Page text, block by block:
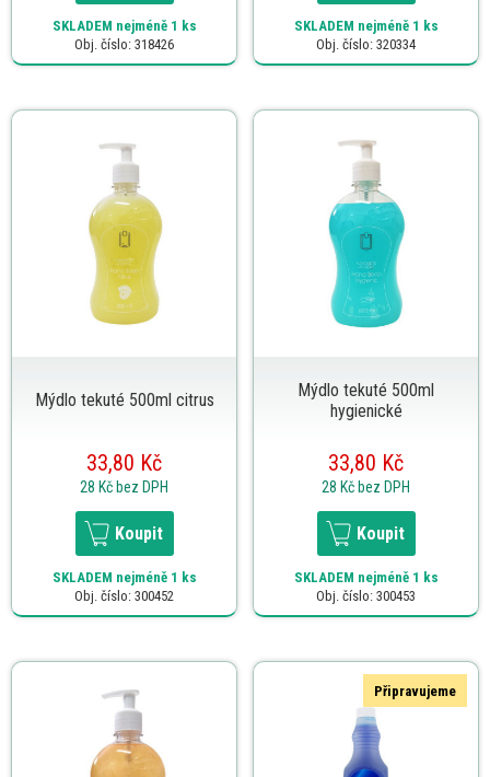
SKLADEM nejméně 1 ks
Obj. číslo: 318426
SKLADEM nejméně 1 ks
Obj. číslo: 320334
Mýdlo tekuté 500ml citrus
33,80 Kč
28 Kč bez DPH
Koupit
SKLADEM nejméně 1 ks
Obj. číslo: 300452
Mýdlo tekuté 500ml
hygienické
33,80 Kč
28 Kč bez DPH
Koupit
SKLADEM nejméně 1 ks
Obj. číslo: 300453
Připravujeme